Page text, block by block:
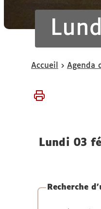
Vous
ici :
Accueil Agenda
lundi 03
Recherche